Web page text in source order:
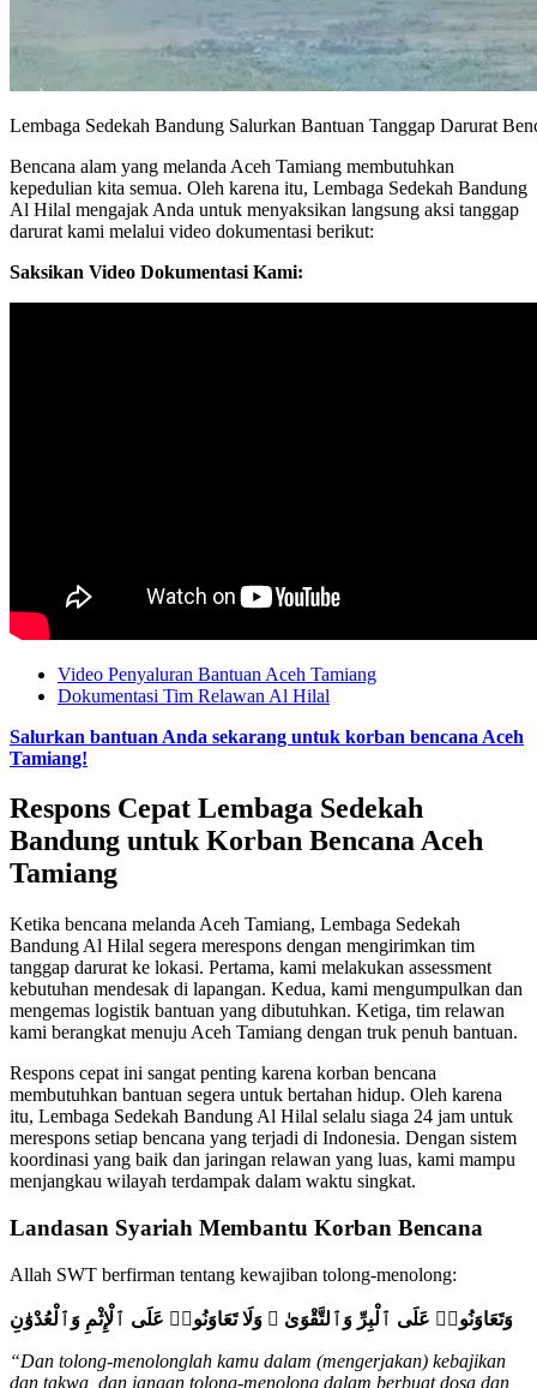
Lembaga Sedekah Bandung Salurkan Bantuan Tanggap Darurat
Bencana alam yang melanda Aceh Tamiang membutuhkan
kepedulian kita semua. Oleh karena itu, Lembaga Sedekah Bandung
Al Hilal mengajak Anda untuk menyaksikan langsung aksi tanggap
darurat kami melalui video dokumentasi berikut:
Saksikan Video Dokumentasi Kami:
Video Penyaluran Bantuan Aceh Tamiang
Dokumentasi Tim Relawan Al Hilal
Salurkan bantuan Anda sekarang untuk korban bencana Aceh
Tamiang!
Respons Cepat Lembaga Sedekah
Bandung untuk Korban Bencana Aceh
Tamiang
Ketika bencana melanda Aceh Tamiang, Lembaga Sedekah
Bandung Al Hilal segera merespons dengan mengirimkan tim
tanggap darurat ke lokasi. Pertama, kami melakukan assessment
kebutuhan mendesak di lapangan. Kedua, kami mengumpulkan dan
mengemas logistik bantuan yang dibutuhkan. Ketiga, tim relawan
kami berangkat menuju Aceh Tamiang dengan truk penuh bantuan.
Respons cepat ini sangat penting karena korban bencana
membutuhkan bantuan segera untuk bertahan hidup. Oleh karena
itu, Lembaga Sedekah Bandung Al Hilal selalu siaga 24 jam untuk
merespons setiap bencana yang terjadi di Indonesia. Dengan sistem
koordinasi yang baik dan jaringan relawan yang luas, kami mampu
menjangkau wilayah terdampak dalam waktu singkat.
Landasan Syariah Membantu Korban Bencana
Allah SWT berfirman tentang kewajiban tolong-menolong:
وَتَعَاوَنُوا۟ عَلَى ٱلْبِرِّ وَٱلتَّقْوَىٰ ۖ وَلَا تَعَاوَنُوا۟ عَلَى ٱلْإِثْمِ وَٱلْعُدْوَٰنِ
“Dan tolong-menolonglah kamu dalam (mengerjakan) kebajikan
dan takwa, dan jangan tolong-menolong dalam berbuat dosa dan